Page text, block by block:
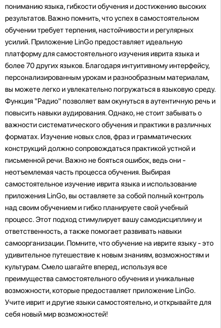
пониманию языка, гибкости обучения и достижению высоких
результатов. Важно помнить, что успех в самостоятельном
обучении требует терпения, настойчивости и регулярных
усилий. Приложение LinGo предоставляет идеальную
платформу для самостоятельного изучения иврита языка и
более 70 других языков. Благодаря интуитивному интерфейсу,
персонализированным урокам и разнообразным материалам,
вы можете легко и увлекательно погружаться в языковую среду.
Функция "Радио" позволяет вам окунуться в аутентичную речь и
повысить навыки аудирования. Однако, не стоит забывать о
важности систематического обучения и практики в различных
форматах. Изучение новых слов, фраз и грамматических
конструкций должно сопровождаться практикой устной и
письменной речи. Важно не бояться ошибок, ведь они -
неотъемлемая часть процесса обучения. Выбирая
самостоятельное изучение иврита языка и использование
приложения LinGo, вы оставляете за собой полный контроль
над своим обучением и гибко планируете свой учебный
процесс. Этот подход стимулирует вашу самодисциплину и
ответственность, а также помогает развивать навыки
самоорганизации. Помните, что обучение на иврите языку - это
удивительное путешествие к новым знаниям, возможностям и
культурам. Смело шагайте вперед, используя все
преимущества самостоятельного обучения и уникальные
возможности, которые предоставляет приложение LinGo.
Учите иврит и другие языки самостоятельно, и открывайте для
себя новый мир возможностей!